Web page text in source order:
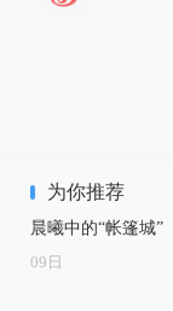
为你推荐
晨曦中的“帐篷城”
09 日